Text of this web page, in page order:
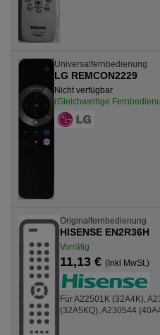
Universalfernbedienung
LG REMCON2229
Nicht verfügbar
(Gleichwertige
Originalfernbedienung
HISENSE EN2R36H
Vorrätig
11,13 € (Inkl MwSt.)
Für A22501K (32A4K),
(32A5KQ), A230544